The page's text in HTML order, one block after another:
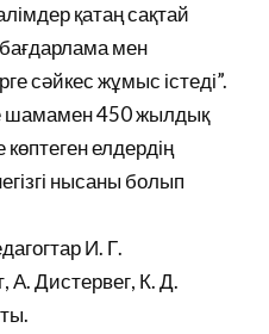
қатаң сақтай
мен
сәйкес жұмыс істеді”.
шамамен 450 жылдық
елдердің
нысаны болып
И. Г.
А. Дистервег, К. Д.